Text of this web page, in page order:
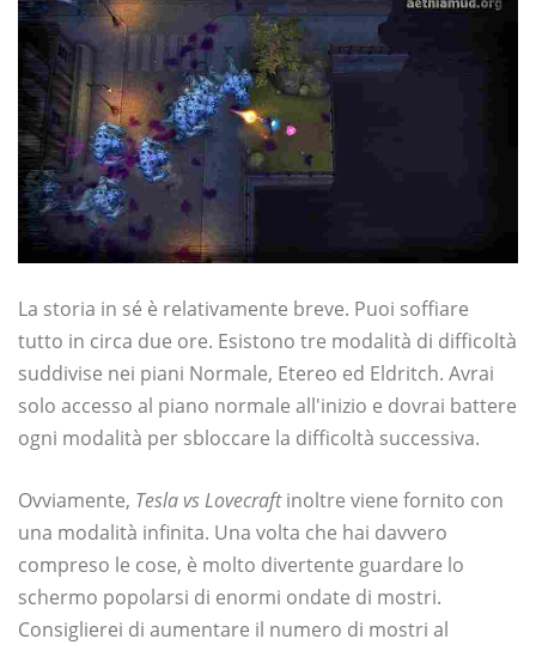
La storia in sé è relativamente breve. Puoi soffiare
tutto in circa due ore. Esistono tre modalità di difficoltà
suddivise nei piani Normale, Etereo ed Eldritch. Avrai
solo accesso al piano normale all'inizio e dovrai battere
ogni modalità per sbloccare la difficoltà successiva.
Ovviamente, Tesla vs Lovecraftinoltre viene fornito con
una modalità infinita. Una volta che hai davvero
compreso le cose, è molto divertente guardare lo
schermo popolarsi di enormi ondate di mostri.
Consiglierei di aumentare il numero di mostri al